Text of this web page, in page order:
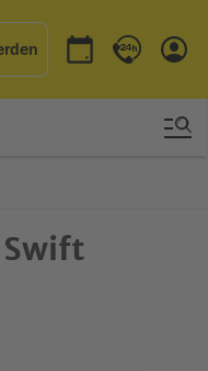
Termin buchen
Kontakt &
Swift